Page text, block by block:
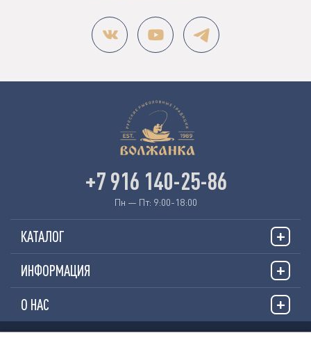
КАТАЛОГ
ИНФОРМАЦИЯ
О НАС
+7 916 140-25-86
Пн — Пт: 9:00-18:00